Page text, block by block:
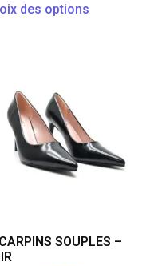
des options
SOUPLES –